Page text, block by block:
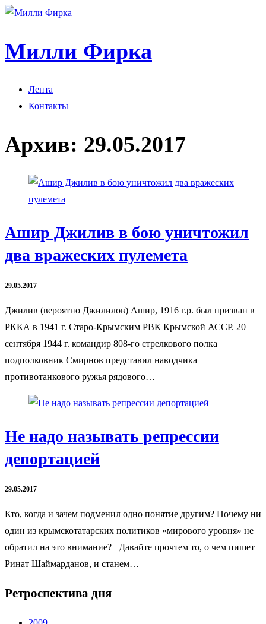
Милли Фирка
Лента
Контакты
Архив: 29.05.2017
Ашир Джилив в бою уничтожил
два вражеских пулемета
29.05.2017
Джилив (вероятно Джилилов) Ашир, 1916 г.р. был призван в
РККА в 1941 г. Старо-Крымским РВК Крымской АССР. 20
сентября 1944 г. командир 808-го стрелкового полка
подполковник Смирнов представил наводчика
противотанкового ружья рядового…
Не надо называть репрессии
депортацией
29.05.2017
Кто, когда и зачем подменил одно понятие другим? Почему ни
один из крымскотатарских политиков «мирового уровня» не
обратил на это внимание? Давайте прочтем то, о чем пишет
Ринат Шаймарданов, и станем…
Ретроспектива дня